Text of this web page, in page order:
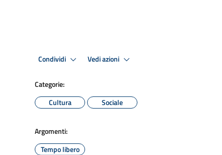
Condividi Vedi azioni
Categorie:
Cultura
Sociale
Argomenti:
Tempo libero